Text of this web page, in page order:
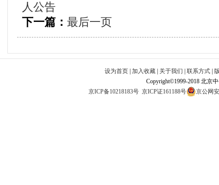
人公告
下一篇： 最后一页
设为首页 加入收藏 关于我们 联系方式
Copyright©1999-2018 北京
京ICP备10218183号 京ICP证161188号 京公网